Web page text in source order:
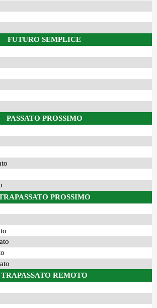
FUTURO SEMPLICE
PASSATO PROSSIMO
PROSSIMO
TRAPASSATO REMOTO